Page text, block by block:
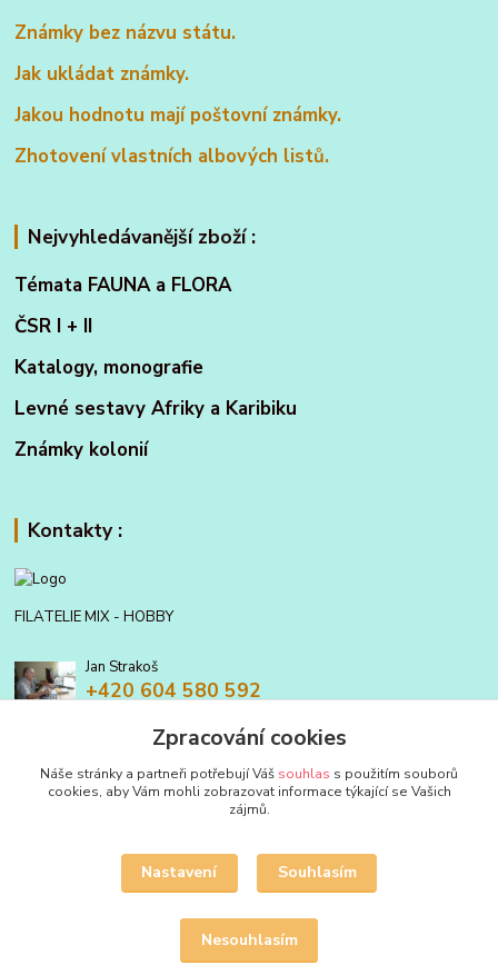
Známky bez názvu státu.
Jak ukládat známky.
Jakou hodnotu mají poštovní známky.
Zhotovení vlastních albových listů.
Nejvyhledávanější zboží :
Témata FAUNA a FLORA
ČSR I + II
Katalogy, monografie
Levné sestavy Afriky a Karibiku
Známky kolonií
Kontakty :
FILATELIE MIX - HOBBY
Jan Strakoš
+420 604 580 592
filatelie.mix@seznam.cz
Upravit sběr cookies.
Vytvořeno na Eshop-rychle.cz
Zpracování cookies
Náše stránky a partneři potřebují Váš souhlas s použitím souborů
cookies, aby Vám mohli zobrazovat informace týkající se Vašich
zájmů.
Nastavení Souhlasím
Nesouhlasím